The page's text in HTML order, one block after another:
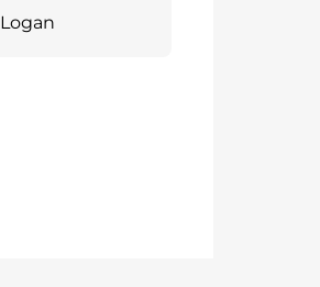
Logan